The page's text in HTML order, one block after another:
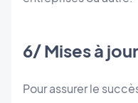
6/ Mises à jour
Pour assurer le